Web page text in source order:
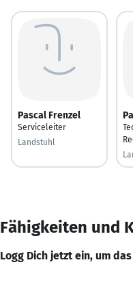
Pascal Frenzel
Serviceleiter
Landstuhl
Fähigkeiten und
Logg Dich jetzt ein, um